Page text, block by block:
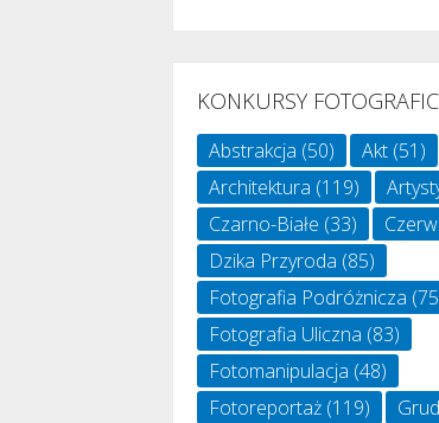
KONKURSY
Abstrakcja (50) Akt (51)
Architektura (119)
Czarno-Białe (33)
Dzika Przyroda (85)
Fotografia Podróżnicza
Fotografia Uliczna (83)
Fotomanipulacja (48)
Fotoreportaż (119)